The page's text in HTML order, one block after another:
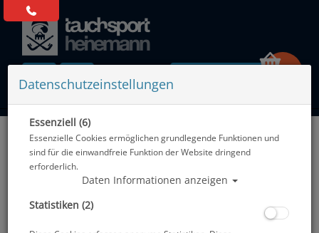
Alle Artikel zeigen aus: Badeanzüge und -hosen
Datenschutzeinstellungen
Essenziell (6)
Essenzielle Cookies ermöglichen grundlegende Funktionen und
sind für die einwandfreie Funktion der Website dringend
erforderlich.
Daten Informationen anzeigen
Statistiken (2)